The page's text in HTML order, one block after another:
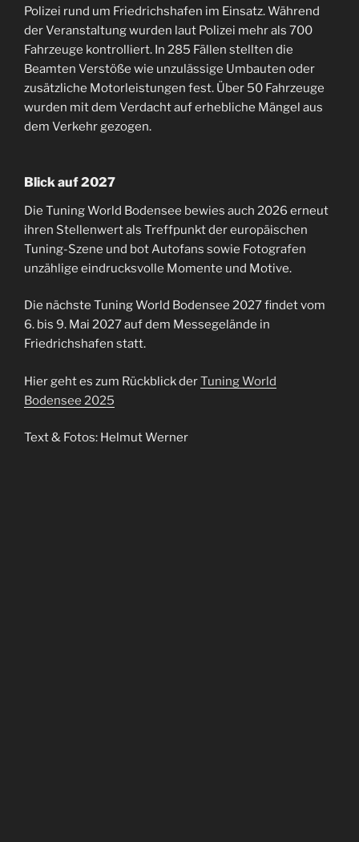
Polizei rund um Friedrichshafen im Einsatz. Während
der Veranstaltung wurden laut Polizei mehr als 700
Fahrzeuge kontrolliert. In 285 Fällen stellten die
Beamten Verstöße wie unzulässige Umbauten oder
zusätzliche Motorleistungen fest. Über 50 Fahrzeuge
wurden mit dem Verdacht auf erhebliche Mängel aus
dem Verkehr gezogen.
Blick auf 2027
Die Tuning World Bodensee bewies auch 2026 erneut
ihren Stellenwert als Treffpunkt der europäischen
Tuning-Szene und bot Autofans sowie Fotografen
unzählige eindrucksvolle Momente und Motive.
Die nächste Tuning World Bodensee 2027 findet vom
6. bis 9. Mai 2027 auf dem Messegelände in
Friedrichshafen statt.
Hier geht es zum Rückblick derTuning World
Bodensee 2025
Text & Fotos: Helmut Werner